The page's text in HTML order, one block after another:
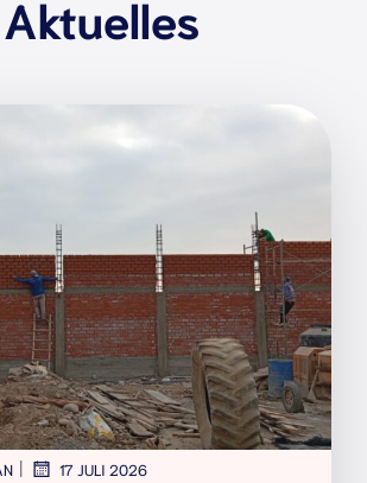
Aktuelles
| 17 JULI 2026